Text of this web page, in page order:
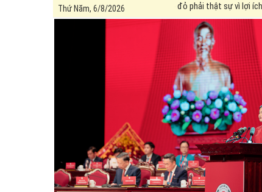
Thứ Năm, 6/8/2026
Hội viên Hội Chữ thập đỏ phải thật sự vì lợi ích của nhân dân mà
ĐOÀN ĐẠI BIỂU TỈNH HÀ TĨNH THAM DỰ